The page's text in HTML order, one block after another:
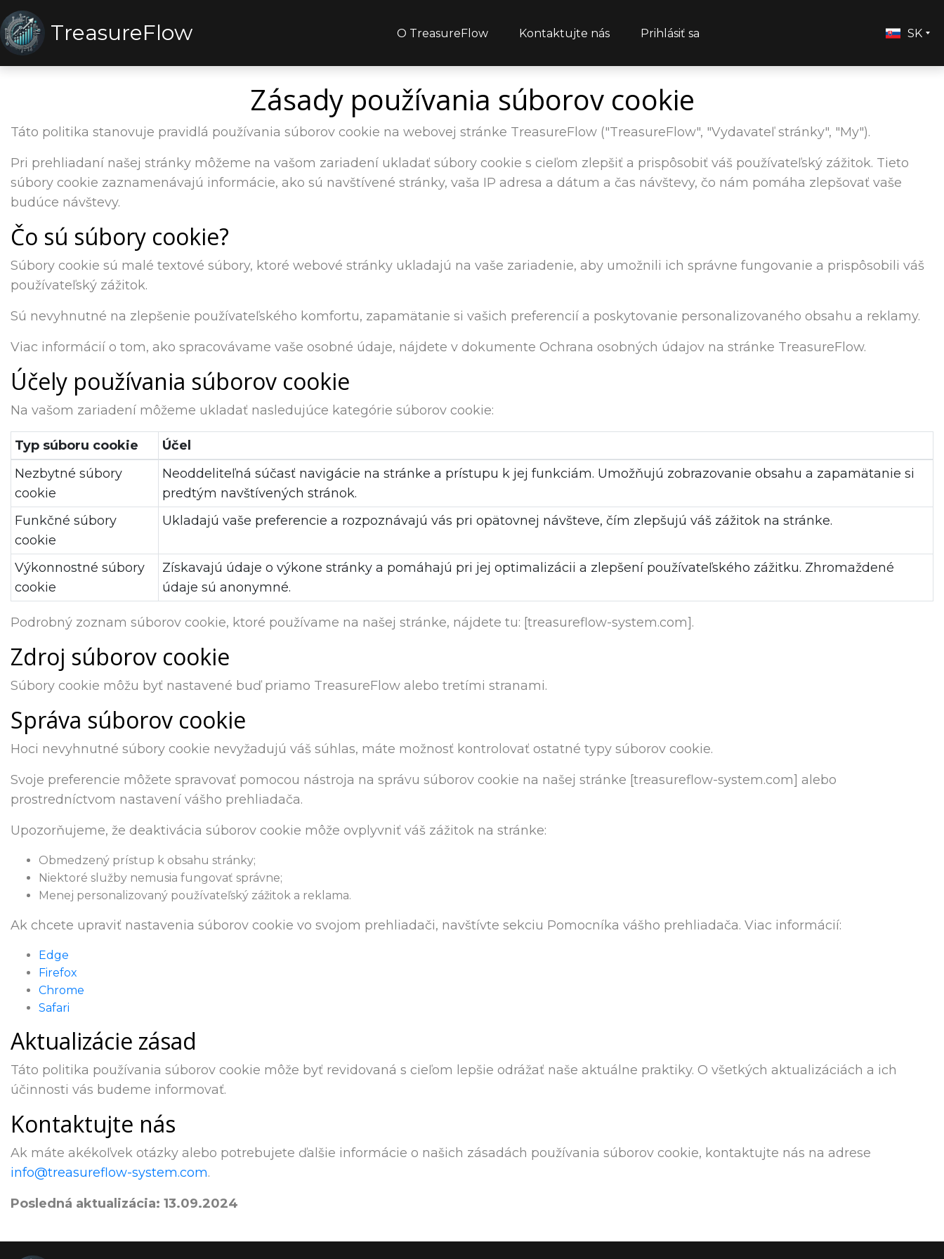
TreasureFlow O TreasureFlow Kontaktujte nás Prihlásiť sa SK
Zásady používania súborov cookie
Táto politika stanovuje pravidlá používania súborov cookie na webovej stránke TreasureFlow ("TreasureFlow", "Vydavateľ stránky", "My").
Pri prehliadaní našej stránky môžeme na vašom zariadení ukladať súbory cookie s cieľom zlepšiť a prispôsobiť váš používateľský zážitok. Tieto
súbory cookie zaznamenávajú informácie, ako sú navštívené stránky, vaša IP adresa a dátum a čas návštevy, čo nám pomáha zlepšovať vaše
budúce návštevy.
Čo sú súbory cookie?
Súbory cookie sú malé textové súbory, ktoré webové stránky ukladajú na vaše zariadenie, aby umožnili ich správne fungovanie a prispôsobili váš
používateľský zážitok.
Sú nevyhnutné na zlepšenie používateľského komfortu, zapamätanie si vašich preferencií a poskytovanie personalizovaného obsahu a reklamy.
Viac informácií o tom, ako spracovávame vaše osobné údaje, nájdete v dokumente Ochrana osobných údajov na stránke TreasureFlow.
Účely používania súborov cookie
Na vašom zariadení môžeme ukladať nasledujúce kategórie súborov cookie:
Typ súboru cookie
Účel
Nezbytné súbory
cookie
Neoddeliteľná súčasť navigácie na stránke a prístupu k jej funkciám. Umožňujú zobrazovanie obsahu a zapamätanie si
predtým navštívených stránok.
Funkčné súbory
cookie
Ukladajú vaše preferencie a rozpoznávajú vás pri opätovnej návšteve, čím zlepšujú váš zážitok na stránke.
Výkonnostné súbory
cookie
Získavajú údaje o výkone stránky a pomáhajú pri jej optimalizácii a zlepšení používateľského zážitku. Zhromaždené
údaje sú anonymné.
Podrobný zoznam súborov cookie, ktoré používame na našej stránke, nájdete tu: [treasureflow-system.com].
Zdroj súborov cookie
Súbory cookie môžu byť nastavené buď priamo TreasureFlow alebo tretími stranami.
Správa súborov cookie
Hoci nevyhnutné súbory cookie nevyžadujú váš súhlas, máte možnosť kontrolovať ostatné typy súborov cookie.
Svoje preferencie môžete spravovať pomocou nástroja na správu súborov cookie na našej stránke [treasureflow-system.com] alebo
prostredníctvom nastavení vášho prehliadača.
Upozorňujeme, že deaktivácia súborov cookie môže ovplyvniť váš zážitok na stránke:
Obmedzený prístup k obsahu stránky;
Niektoré služby nemusia fungovať správne;
Menej personalizovaný používateľský zážitok a reklama.
Ak chcete upraviť nastavenia súborov cookie vo svojom prehliadači, navštívte sekciu Pomocníka vášho prehliadača. Viac informácií:
Edge
Firefox
Chrome
Safari
Aktualizácie zásad
Táto politika používania súborov cookie môže byť revidovaná s cieľom lepšie odrážať naše aktuálne praktiky. O všetkých aktualizáciách a ich
účinnosti vás budeme informovať.
Kontaktujte nás
Ak máte akékoľvek otázky alebo potrebujete ďalšie informácie o našich zásadách používania súborov cookie, kontaktujte nás na adrese
info@treasureflow-system.com.
Posledná aktualizácia: 13.09.2024